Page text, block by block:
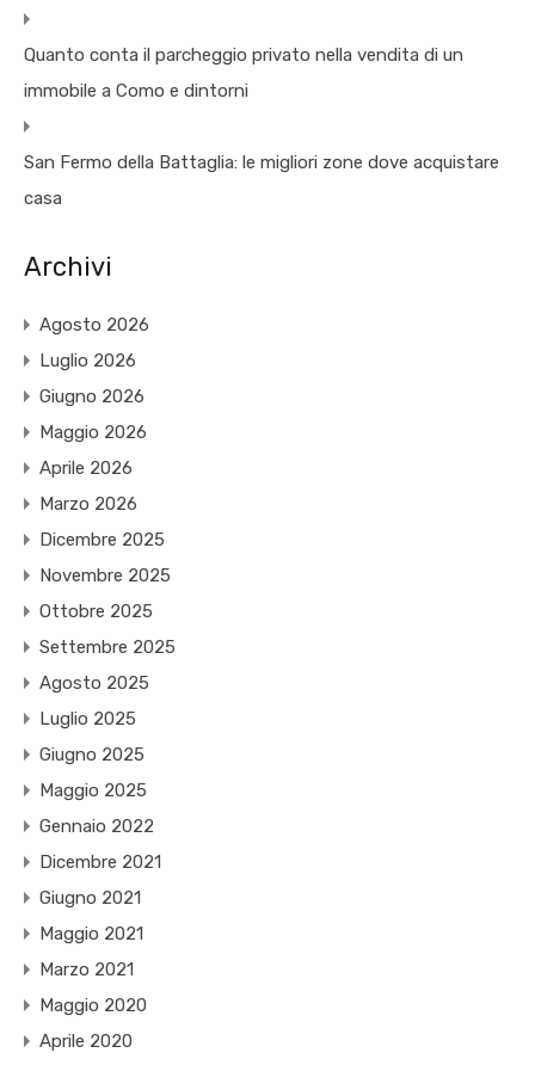
Quanto conta il parcheggio privato nella vendita di un
immobile a Como e dintorni
San Fermo della Battaglia: le migliori zone dove acquistare
casa
Archivi
Agosto 2026
Luglio 2026
Giugno 2026
Maggio 2026
Aprile 2026
Marzo 2026
Dicembre 2025
Novembre 2025
Ottobre 2025
Settembre 2025
Agosto 2025
Luglio 2025
Giugno 2025
Maggio 2025
Gennaio 2022
Dicembre 2021
Giugno 2021
Maggio 2021
Marzo 2021
Maggio 2020
Aprile 2020